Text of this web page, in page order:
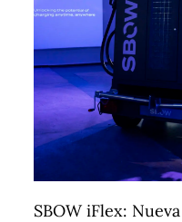
SBOW iFlex: